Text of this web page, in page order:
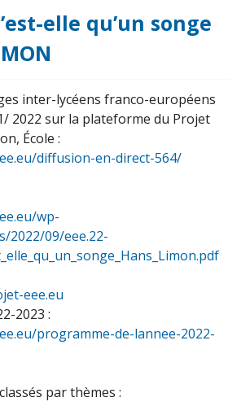
elle qu’un songe
inter-lycéens franco-européens
2022 sur la plateforme du Projet
École :
diffusion-en-direct-564/
wp-
2022/09/eee.22-
eee.eu
2023 :
programme-de-lannee-2022-
par thèmes :